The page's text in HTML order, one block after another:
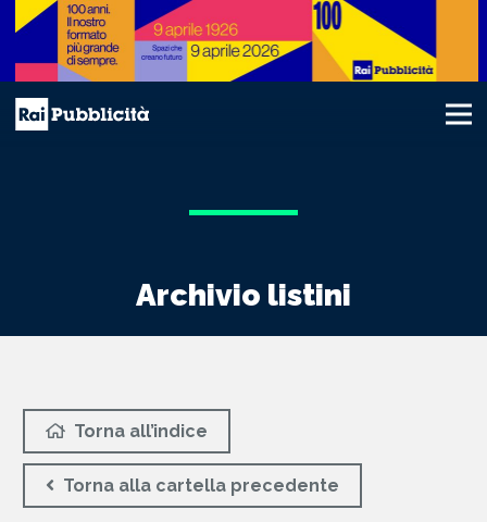
Archivio listini
Torna all’indice
Torna alla cartella precedente